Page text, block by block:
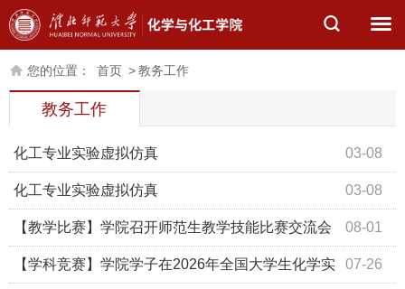
您的位置： 首页 >教务工作
教务工作
03-08
化工专业实验虚拟仿真
03-08
化工专业实验虚拟仿真
08-01
【教学比赛】学院召开师范生教学技能比赛交流会
07-26
【学科竞赛】学院学子在2026年全国大学生化学实